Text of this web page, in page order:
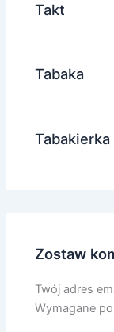
Takt
Tabaka
Tabakierka
Zostaw
Twój adres
Wymagane